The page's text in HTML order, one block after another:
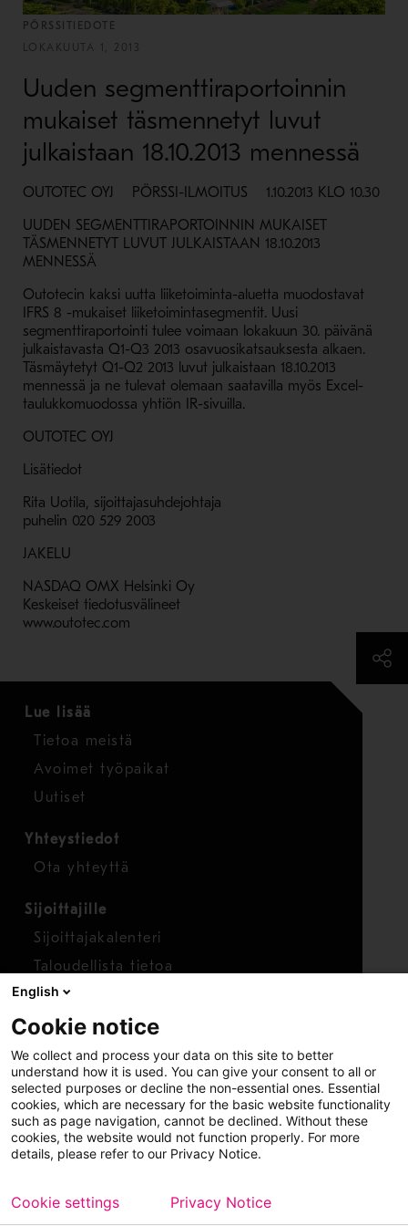
PÖRSSITIEDOTE
LOKAKUUTA 1, 2013
Uuden segmenttiraportoinnin
mukaiset täsmennetyt luvut
julkaistaan 18.10.2013 mennessä
OUTOTEC OYJ PÖRSSI-ILMOITUS 1.10.2013 KLO 10.30
UUDEN SEGMENTTIRAPORTOINNIN MUKAISET
TÄSMENNETYT LUVUT JULKAISTAAN 18.10.2013
MENNESSÄ
Outotecin kaksi uutta liiketoiminta-aluetta muodostavat
IFRS 8 -mukaiset liiketoimintasegmentit. Uusi
segmenttiraportointi tulee voimaan lokakuun 30. päivänä
julkaistavasta Q1-Q3 2013 osavuosikatsauksesta alkaen.
Täsmäytetyt Q1-Q2 2013 luvut julkaistaan 18.10.2013
mennessä ja ne tulevat olemaan saatavilla myös Excel-
taulukkomuodossa yhtiön IR-sivuilla.
OUTOTEC OYJ
Lisätiedot
Rita Uotila, sijoittajasuhdejohtaja
puhelin 020 529 2003
JAKELU
NASDAQ OMX Helsinki Oy
Keskeiset tiedotusvälineet
www.outotec.com
Lue lisää
Tietoa meistä
Avoimet työpaikat
Uutiset
Yhteystiedot
Ota yhteyttä
Sijoittajille
Sijoittajakalenteri
Taloudellista tietoa
Osakkeet
Raportoi huolenaihe
Whistleblower-työkalu
Copyright © 2026 Metso
Sivukartta
English
Cookie notice
We collect and process your data on this site to better
understand how it is used. You can give your consent to all or
selected purposes or decline the non-essential ones. Essential
cookies, which are necessary for the basic website functionality
such as page navigation, cannot be declined. Without these
cookies, the website would not function properly. For more
details, please refer to our Privacy Notice.
Cookie settings Privacy Notice